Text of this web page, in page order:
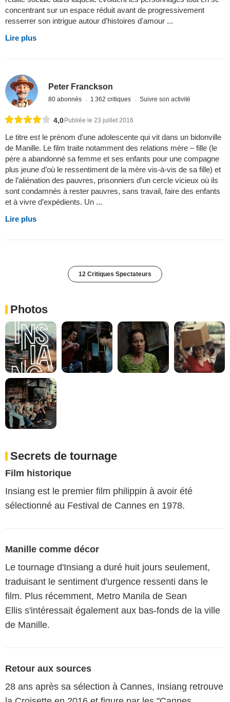
concentrant sur un espace réduit avant de progressivement
resserrer son intrigue autour d'histoires d'amour ...
Lire plus
Peter Franckson
80 abonnés 1 362 critiques Suivre son activité
4,0 Publiée le 23 juillet 2016
Le titre est le prénom d’une adolescente qui vit dans un bidonville
de Manille. Le film traite notamment des relations mère – fille (le
père a abandonné sa femme et ses enfants pour une compagne
plus jeune d’où le ressentiment de la mère vis-à-vis de sa fille) et
de l’aliénation des pauvres, prisonniers d’un cercle vicieux où ils
sont condamnés à rester pauvres, sans travail, faire des enfants
et à vivre d’expédients. Un ...
Lire plus
12 Critiques Spectateurs
Photos
Secrets de tournage
Film historique
Insiang est le premier film philippin à avoir été
sélectionné au Festival de Cannes en 1978.
Manille comme décor
Le tournage d'Insiang a duré huit jours seulement,
traduisant le sentiment d'urgence ressenti dans le
film. Plus récemment, Metro Manila de Sean
Ellis s'intéressait également aux bas-fonds de la ville
de Manille.
Retour aux sources
28 ans après sa sélection à Cannes, Insiang retrouve